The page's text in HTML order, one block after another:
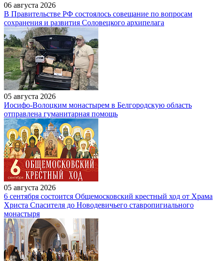
06 августа 2026
В Правительстве РФ состоялось совещание по вопросам
сохранения и развития Соловецкого архипелага
05 августа 2026
Иосифо-Волоцким монастырем в Белгородскую область
отправлена гуманитарная помощь
05 августа 2026
6 сентября состоится Общемосковский крестный ход от Храма
Христа Спасителя до Новодевичьего ставропигиального
монастыря